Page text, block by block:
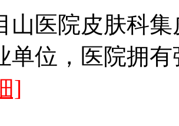
山医院皮肤科
单位，医院拥
]